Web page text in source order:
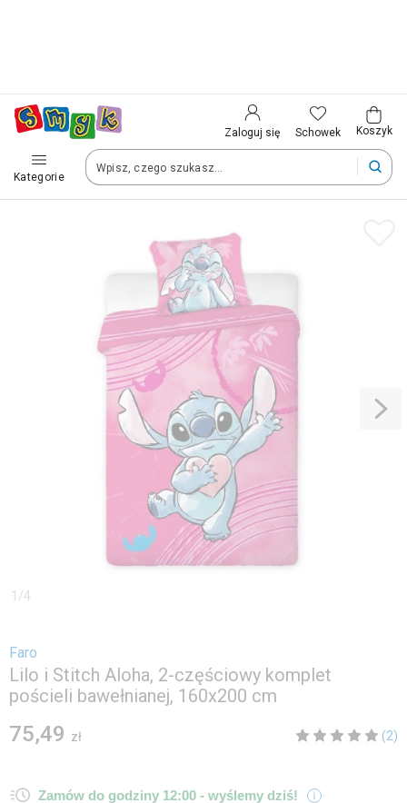
Zaloguj się Schowek Koszyk
Kategorie
Polska (Poland)
Twoje zamówienia dostarczymy na teren wybranego kraju.
Po zmianie kraju część produktów może zostać usunięta z
Zapisz
1 /4
Faro
Lilo i Stitch Aloha, 2-częściowy komplet
pościeli bawełnianej, 160x200 cm
75,49 zł (2)
Zamów do godziny 12:00 - wyślemy dziś!